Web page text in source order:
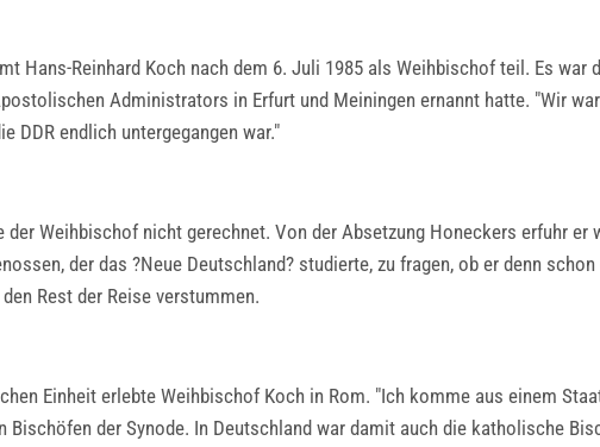
Hans-Reinhard Koch nach dem 6. Juli 1985 als Weihbischof teil. Es
Administrators in Erfurt und Meiningen ernannt hatte. "Wir
DDR endlich untergegangen war."
Weihbischof nicht gerechnet. Von der Absetzung Honeckers erfuhr
der das ?Neue Deutschland? studierte, zu fragen, ob er denn
Rest der Reise verstummen.
Einheit erlebte Weihbischof Koch in Rom. "Ich komme aus einem
Bischöfen der Synode. In Deutschland war damit auch die katholische